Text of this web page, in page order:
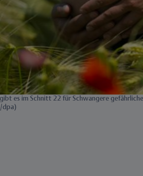
gibt es im Schnitt 22 für Schwangere
dpa)